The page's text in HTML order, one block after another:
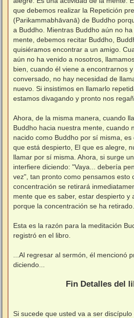
que debemos realizar la Repetición
(Parikammabhāvanā) de Buddho
a Buddho. Mientras Buddho aún no
mente, debemos recitar Buddho,
quisiéramos encontrar a un amigo.
aún no ha venido a nosotros,
bien, cuando él viene a encontrarnos
conversado, no hay necesidad de
nuevo. Si insistimos en llamarlo
estamos divagando y pronto nos
Ahora, de la misma manera, cuando
Buddho hacia nuestra mente, cuando
nacido como Buddho por sí misma, es
que está despierto, El que es alegre,
llamar por sí misma. Ahora, si surge
interfiere diciendo: "Vaya... debería
vez", tan pronto como pensamos esto
concentración se retirará
mente que es saber, estar despierto y
porque la concentración se ha retirado.
Esta es la razón para la meditación
registró en el libro.
...Al regresar al sermón, él mencionó
diciendo...
Fin Detalles del
Si sucede que usted va a ser discípulo